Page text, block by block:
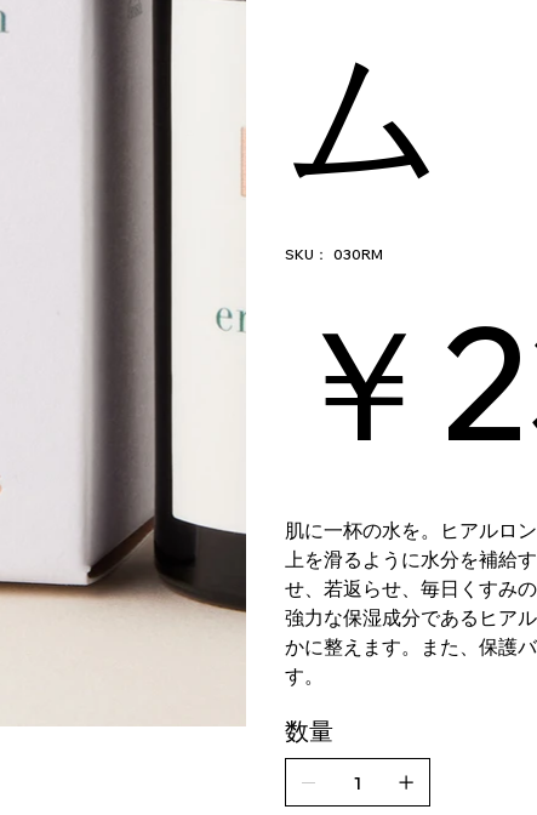
ム
SKU：
SKU：
030RM
￥
肌に一杯の水を。ヒアルロ
上を滑るように水分を補給
せ、若返らせ、毎日くすみ
強力な保湿成分であるヒア
かに整えます。また、保護
す。
数量